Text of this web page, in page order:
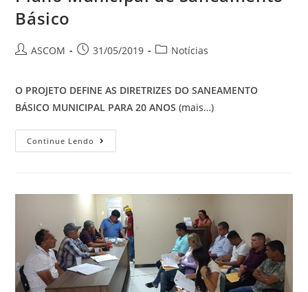
Básico
ASCOM 31/05/2019 Notícias
O PROJETO DEFINE AS DIRETRIZES DO SANEAMENTO
BÁSICO MUNICIPAL PARA 20 ANOS (mais…)
Continue Lendo